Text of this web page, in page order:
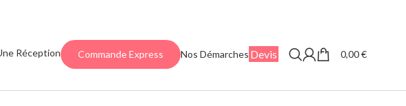
Réception Commande Express Nos Démarches Devis 0,00€